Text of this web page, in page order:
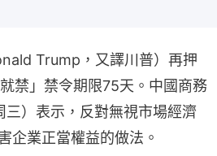
Trump，又譯川普）再押
禁」禁令期限75天。中國商務
三）表示，反對無視市場經濟
企業正當權益的做法。